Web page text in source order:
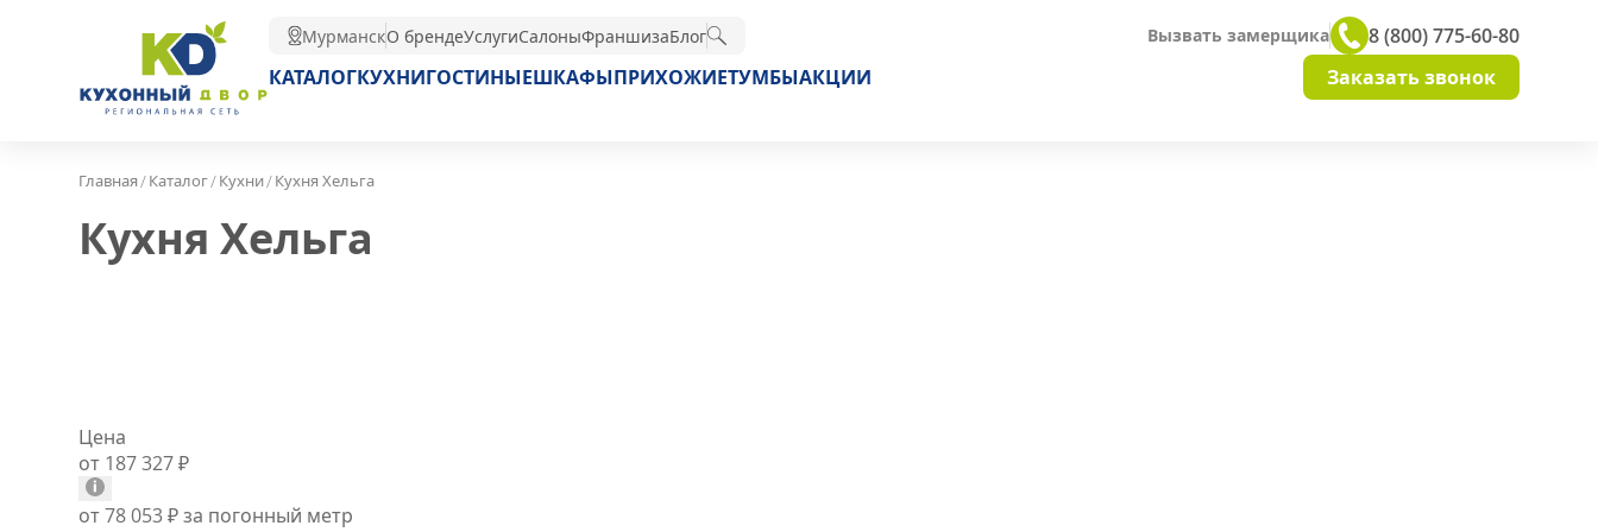
МурманскО брендеУслугиСалоныФраншизаБлог Вызвать замерщика
8 (800) 775-60-80
КАТАЛОГКУХНИГОСТИНЫЕШКАФЫПРИХОЖИЕТУМБЫАКЦИИ Заказать звонок
Главная/Каталог/Кухни/Кухня Хельга
Кухня Хельга
Цена
от 187 327₽
от 78 053₽за погонный метр